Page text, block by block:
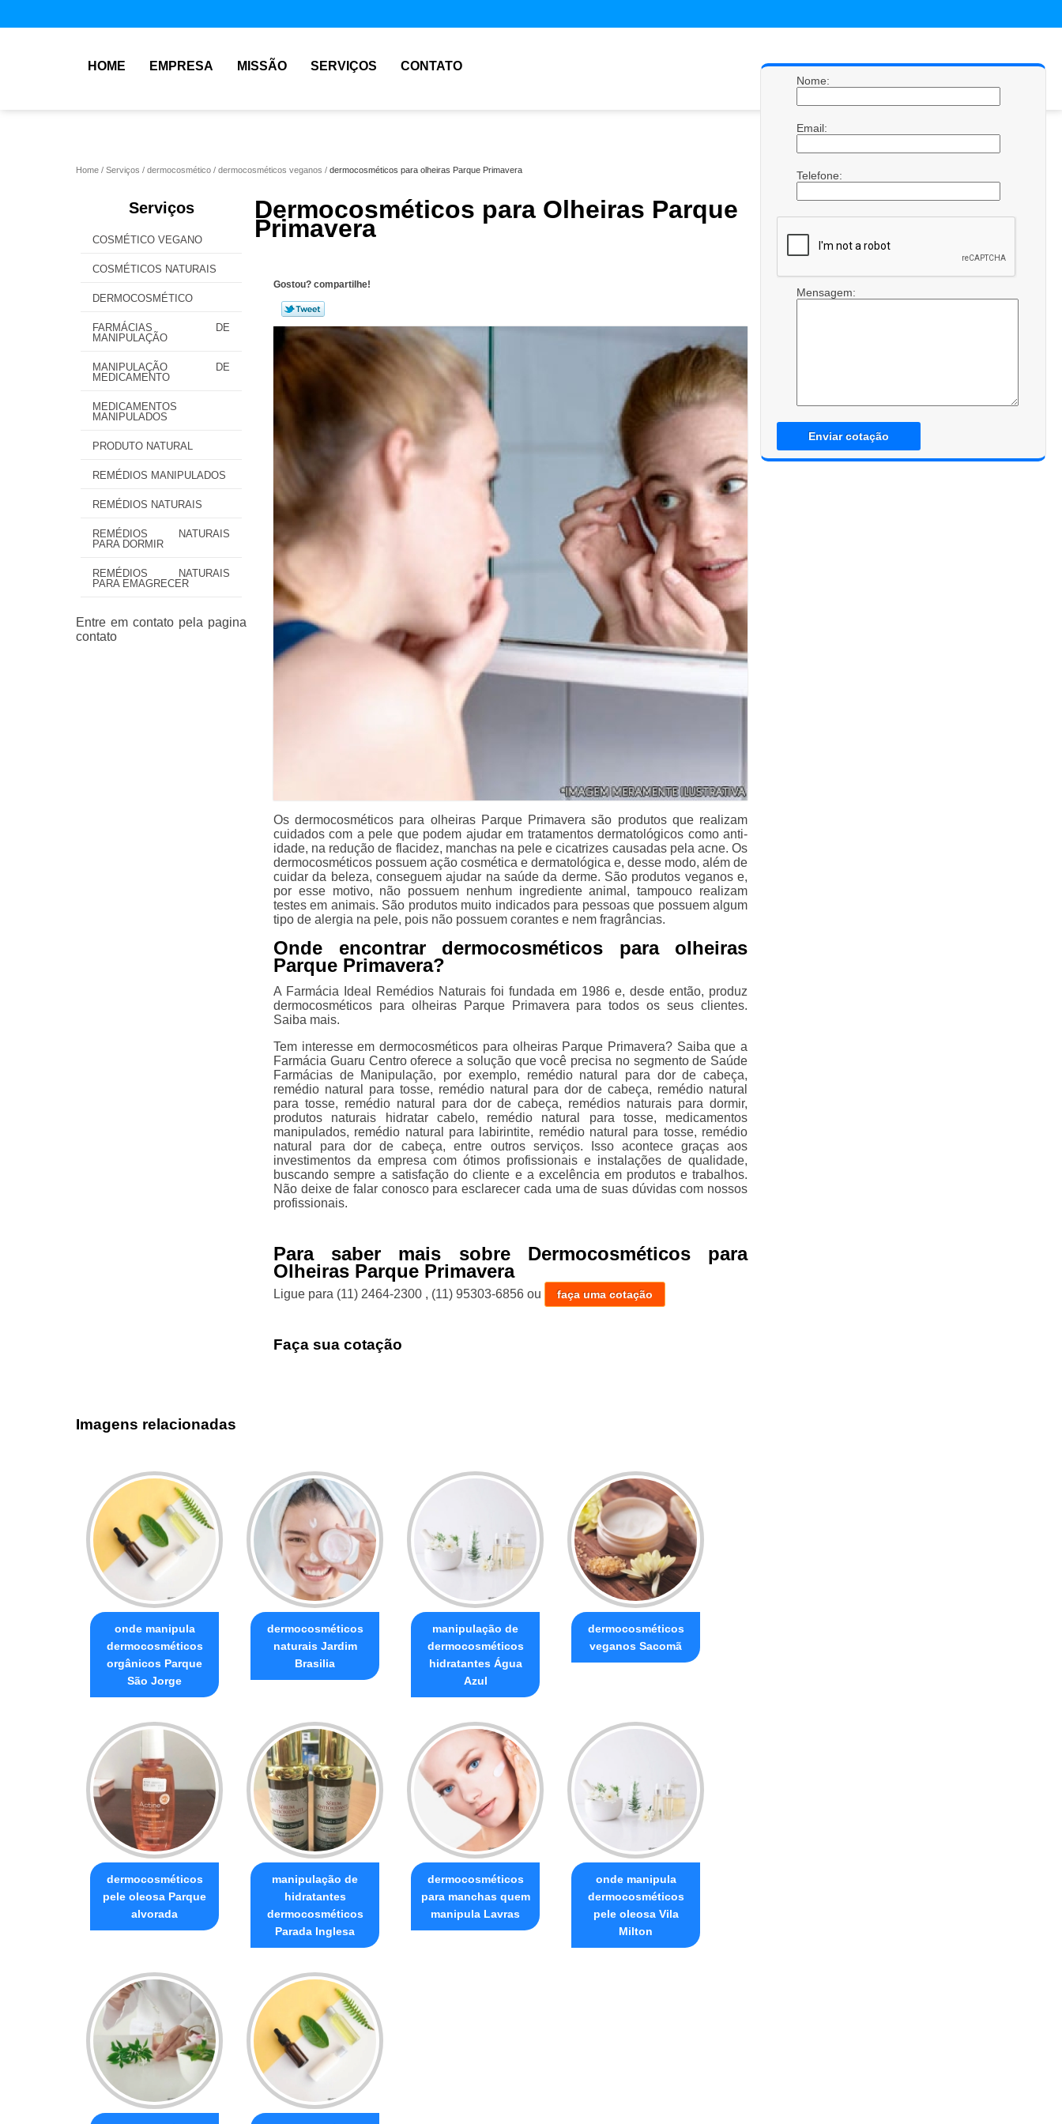
HOME EMPRESA MISSÃO SERVIÇOS CONTATO
Home Serviços dermocosmético dermocosméticos veganos dermocosméticos para olheiras Parque Primavera
Serviços
COSMÉTICO VEGANO
COSMÉTICOS NATURAIS
DERMOCOSMÉTICO
FARMÁCIAS DE
MANIPULAÇÃO
MANIPULAÇÃO DE
MEDICAMENTO
MEDICAMENTOS
MANIPULADOS
PRODUTO NATURAL
REMÉDIOS MANIPULADOS
REMÉDIOS NATURAIS
REMÉDIOS NATURAIS
PARA DORMIR
REMÉDIOS NATURAIS
PARA EMAGRECER
Dermocosméticos para Olheiras Parque
Primavera
Gostou? compartilhe!
Os dermocosméticos para olheiras Parque Primavera são produtos que realizam
cuidados com a pele que podem ajudar em tratamentos dermatológicos como anti-
idade, na redução de flacidez, manchas na pele e cicatrizes causadas pela acne. Os
dermocosméticos possuem ação cosmética e dermatológica e, desse modo, além de
cuidar da beleza, conseguem ajudar na saúde da derme. São produtos veganos e,
por esse motivo, não possuem nenhum ingrediente animal, tampouco realizam
testes em animais. São produtos muito indicados para pessoas que possuem algum
tipo de alergia na pele, pois não possuem corantes e nem fragrâncias.
Onde encontrar dermocosméticos para olheiras
Parque Primavera?
A Farmácia Ideal Remédios Naturais foi fundada em 1986 e, desde então, produz
dermocosméticos para olheiras Parque Primavera para todos os seus clientes.
Saiba mais.
Tem interesse em dermocosméticos para olheiras Parque Primavera? Saiba que a
Farmácia Guaru Centro oferece a solução que você precisa no segmento de Saúde
Farmácias de Manipulação, por exemplo, remédio natural para dor de cabeça,
remédio natural para tosse, remédio natural para dor de cabeça, remédio natural
para tosse, remédio natural para dor de cabeça, remédios naturais para dormir,
produtos naturais hidratar cabelo, remédio natural para tosse, medicamentos
manipulados, remédio natural para labirintite, remédio natural para tosse, remédio
natural para dor de cabeça, entre outros serviços. Isso acontece graças aos
investimentos da empresa com ótimos profissionais e instalações de qualidade,
buscando sempre a satisfação do cliente e a excelência em produtos e trabalhos.
Não deixe de falar conosco para esclarecer cada uma de suas dúvidas com nossos
profissionais.
Para saber mais sobre Dermocosméticos para
Olheiras Parque Primavera
Ligue para (11) 2464-2300 , (11) 95303-6856 ou faça uma cotação
Faça sua cotação
Nome:
Email:
Telefone:
Mensagem:
Enviar cotação
Imagens relacionadas
onde manipula
dermocosméticos
orgânicos Parque
São Jorge
dermocosméticos
naturais Jardim
Brasilia
manipulação de
dermocosméticos
hidratantes Água
Azul
dermocosméticos
veganos Sacomã
dermocosméticos
pele oleosa Parque
alvorada
manipulação de
hidratantes
dermocosméticos
Parada Inglesa
dermocosméticos
para manchas quem
manipula Lavras
onde manipula
dermocosméticos
pele oleosa Vila
Milton